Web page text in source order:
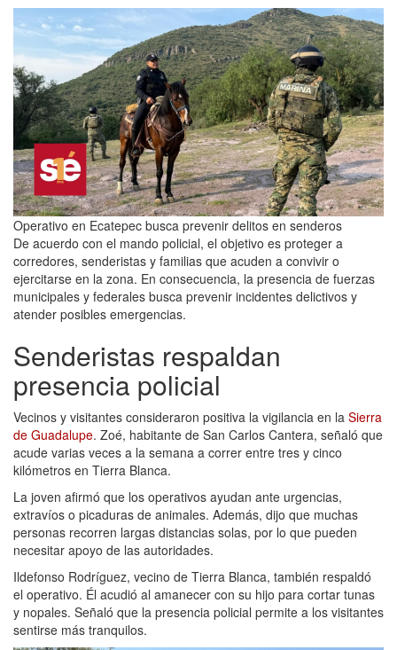
Operativo en Ecatepec busca prevenir delitos en senderos
De acuerdo con el mando policial, el objetivo es proteger a
corredores, senderistas y familias que acuden a convivir o
ejercitarse en la zona. En consecuencia, la presencia de fuerzas
municipales y federales busca prevenir incidentes delictivos y
atender posibles emergencias.
Senderistas respaldan
presencia policial
Vecinos y visitantes consideraron positiva la vigilancia en la Sierra
de Guadalupe. Zoé, habitante de San Carlos Cantera, señaló que
acude varias veces a la semana a correr entre tres y cinco
kilómetros en Tierra Blanca.
La joven afirmó que los operativos ayudan ante urgencias,
extravíos o picaduras de animales. Además, dijo que muchas
personas recorren largas distancias solas, por lo que pueden
necesitar apoyo de las autoridades.
Ildefonso Rodríguez, vecino de Tierra Blanca, también respaldó
el operativo. Él acudió al amanecer con su hijo para cortar tunas
y nopales. Señaló que la presencia policial permite a los visitantes
sentirse más tranquilos.